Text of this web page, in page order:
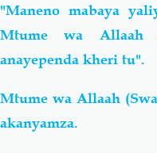
"Maneno mabaya
Mtume wa Allaah
anayependa kheri tu".
Mtume wa Allaah
akanyamza.